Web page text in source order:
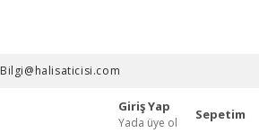
Bilgi@halisaticisi.com
Giriş Yap
Yada üye ol
Sepetim